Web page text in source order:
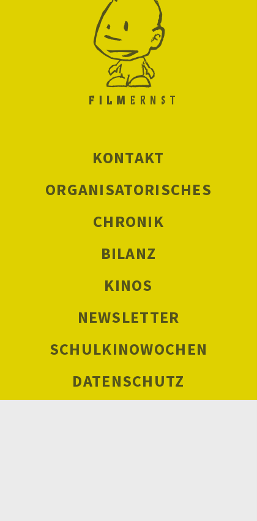
KONTAKT
ORGANISATORISCHES
CHRONIK
BILANZ
KINOS
NEWSLETTER
SCHULKINOWOCHEN
DATENSCHUTZ